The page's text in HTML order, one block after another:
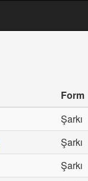
Form
Şarkı
Şarkı
Şarkı